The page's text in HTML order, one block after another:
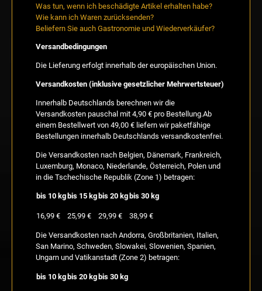
Was tun, wenn ich beschädigte Artikel erhalten habe?
Wie kann ich Waren zurücksenden?
Beliefern Sie auch Gastronomie und Wiederverkäufer?
Versandbedingungen
Die Lieferung erfolgt innerhalb der europäischen Union.
Versandkosten (inklusive gesetzlicher Mehrwertsteuer)
Innerhalb Deutschlands berechnen wir die
Versandkosten pauschal mit 4,90 € pro Bestellung.Ab
einem Bestellwert von 49,00 € liefern wir paketfähige
Bestellungen innerhalb Deutschlands versandkostenfrei.
Die Versandkosten nach Belgien, Dänemark, Frankreich,
Luxemburg, Monaco, Niederlande, Österreich, Polen und
in die Tschechische Republik (Zone 1) betragen:
bis 10 kg bis 15 kg bis 20 kg bis 30 kg
16,99 € 25,99 € 29,99 € 38,99 €
Die Versandkosten nach Andorra, Großbritanien, Italien,
San Marino, Schweden, Slowakei, Slowenien, Spanien,
Ungarn und Vatikanstadt (Zone 2) betragen:
bis 10 kg bis 20 kg bis 30 kg